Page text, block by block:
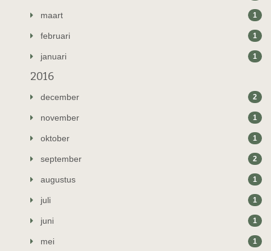
maart 1
februari 1
januari 1
2016
december 2
november 1
oktober 1
september 2
augustus 1
juli 1
juni 1
mei 1